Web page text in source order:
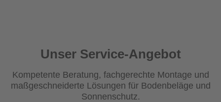
Unser Service-Angebot
Kompetente Beratung, fachgerechte Montage und
maßgeschneiderte Lösungen für Bodenbeläge und
Sonnenschutz.